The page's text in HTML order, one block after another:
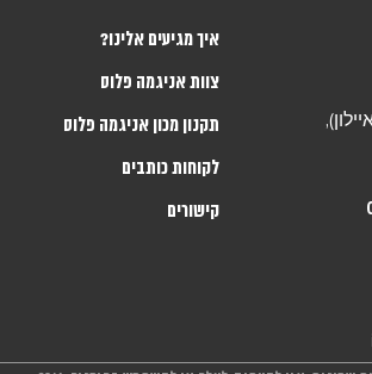
איך מגיעים אלינו?
צוות אניגמה פלוס
תקנון מכון אניגמה פלוס
לקוחות כותבים
קישורים